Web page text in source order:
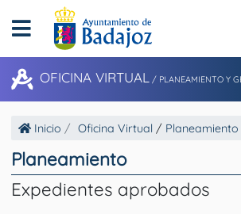
OFICINA VIRTUAL / PLANEAMIENTO Y
Inicio Oficina Virtual /
Planeamiento
Expedientes aprobados